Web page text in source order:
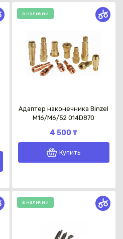
в наличии
Адаптер наконечника Binzel
М16/M6/52 014D870
4 500 ₸
Купить
в наличии